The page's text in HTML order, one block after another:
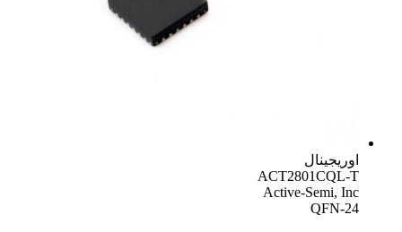
اوریجینال
ACT2801CQL-T
Active-Semi, Inc
QFN-24